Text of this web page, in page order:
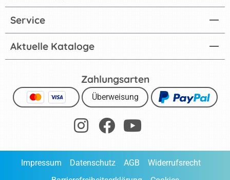
Aktuelle Kataloge
Service
Zahlungsarten
Überweisung
Impressum Datenschutz AGB
Widerrufsrecht